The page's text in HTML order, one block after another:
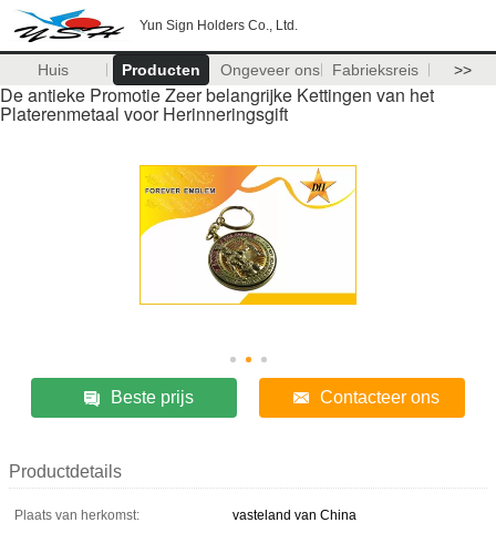
Yun Sign Holders Co., Ltd.
Huis Producten Ongeveer ons Fabrieksreis >>
De antieke Promotie Zeer belangrijke Kettingen van het
Platerenmetaal voor Herinneringsgift
Beste prijs Contacteer ons
Productdetails
Plaats van herkomst:
vasteland van China